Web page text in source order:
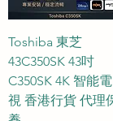
測量參考，具
及邊框設計而
43 吋電視：機
米，非常適合
Toshiba 東芝
43C350SK 43吋
C350SK 4K 智能電
視 香港行貨 代理